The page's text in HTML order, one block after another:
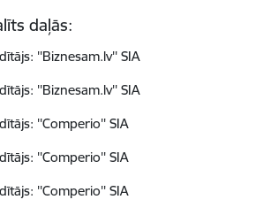
daļās:
''Biznesam.lv'' SIA
''Biznesam.lv'' SIA
''Comperio'' SIA
''Comperio'' SIA
''Comperio'' SIA